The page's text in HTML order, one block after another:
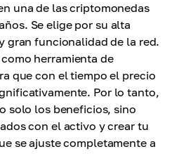
una de las criptomonedas
Se elige por su alta
gran funcionalidad de la red.
herramienta de
que con el tiempo el precio
Por lo tanto,
solo los beneficios, sino
con el activo y crear tu
se ajuste completamente a